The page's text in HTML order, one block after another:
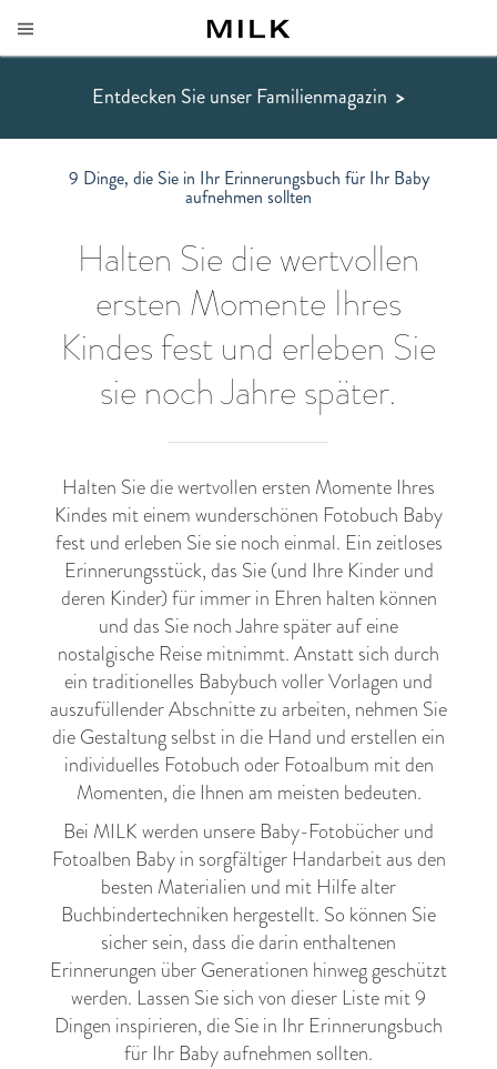
Entdecken Sie unser Familienmagazin >
9 Dinge, die Sie in Ihr Erinnerungsbuch für Ihr Baby
aufnehmen sollten
Halten Sie die wertvollen
ersten Momente Ihres
Kindes fest und erleben Sie
sie noch Jahre später.
Halten Sie die wertvollen ersten Momente Ihres
Kindes mit einem wunderschönen Fotobuch Baby
fest und erleben Sie sie noch einmal. Ein zeitloses
Erinnerungsstück, das Sie (und Ihre Kinder und
deren Kinder) für immer in Ehren halten können
und das Sie noch Jahre später auf eine
nostalgische Reise mitnimmt. Anstatt sich durch
ein traditionelles Babybuch voller Vorlagen und
auszufüllender Abschnitte zu arbeiten, nehmen Sie
die Gestaltung selbst in die Hand und erstellen ein
individuelles Fotobuch oder Fotoalbum mit den
Momenten, die Ihnen am meisten bedeuten.
Bei MILK werden unsere Baby-Fotobücher und
Fotoalben Baby in sorgfältiger Handarbeit aus den
besten Materialien und mit Hilfe alter
Buchbindertechniken hergestellt. So können Sie
sicher sein, dass die darin enthaltenen
Erinnerungen über Generationen hinweg geschützt
werden. Lassen Sie sich von dieser Liste mit 9
Dingen inspirieren, die Sie in Ihr Erinnerungsbuch
für Ihr Baby aufnehmen sollten.